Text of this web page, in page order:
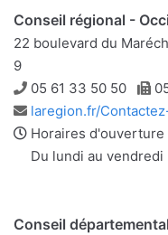
Conseil régional -
22 boulevard du
9
Téléphone
05 61 33 50 50
Adresse
e-
mail
laregion.fr/
Horaires d'ouverture
Du lundi au vendredi
Conseil